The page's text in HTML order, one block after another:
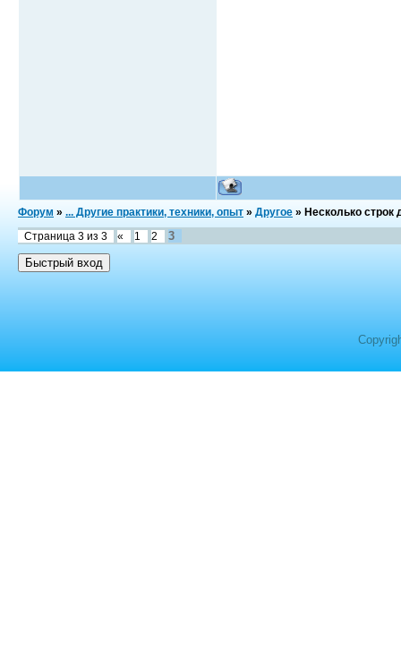
Форум » ... Другие практики, техники, опыт » Другое » Несколько строк
Страница 3 из 3 « 1 2 3